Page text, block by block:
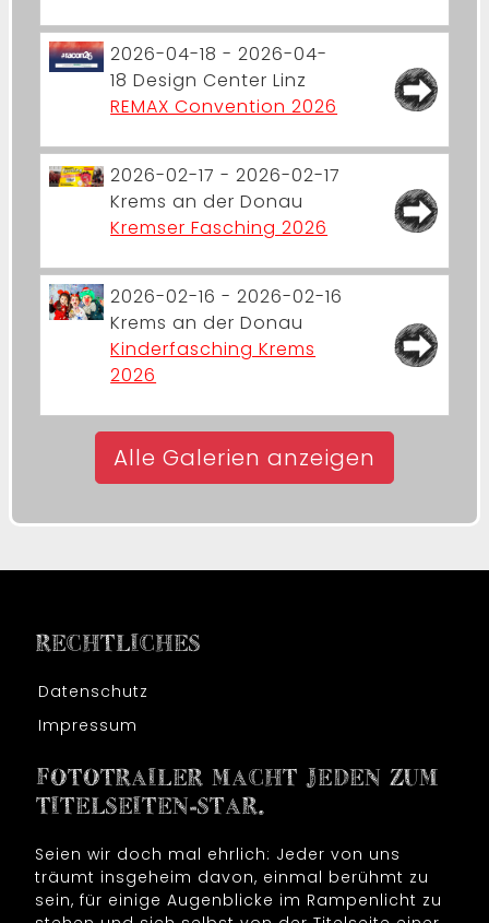
2026-04-18 - 2026-04-
18 Design Center Linz
REMAX Convention 2026
2026-02-17 - 2026-02-17
Krems an der Donau
Kremser Fasching 2026
2026-02-16 - 2026-02-16
Krems an der Donau
Kinderfasching Krems
2026
Alle Galerien anzeigen
RECHTLICHES
Datenschutz
Impressum
FOTOTRAILER MACHT JEDEN ZUM
TITELSEITEN-STAR.
Seien wir doch mal ehrlich: Jeder von uns
träumt insgeheim davon, einmal berühmt zu
sein, für einige Augenblicke im Rampenlicht zu